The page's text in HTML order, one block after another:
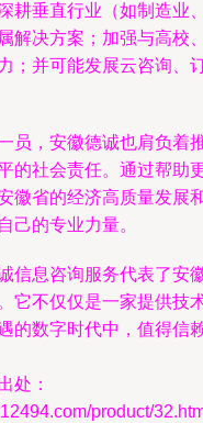
耕垂直行业（如制造业
解决方案；加强与高校
；并可能发展云咨询、
员，安徽德诚也肩负着
的社会责任。通过帮助
徽省的经济高质量发展
己的专业力量。
信息咨询服务代表了安
它不仅仅是一家提供技
的数字时代中，值得信
处：
product/